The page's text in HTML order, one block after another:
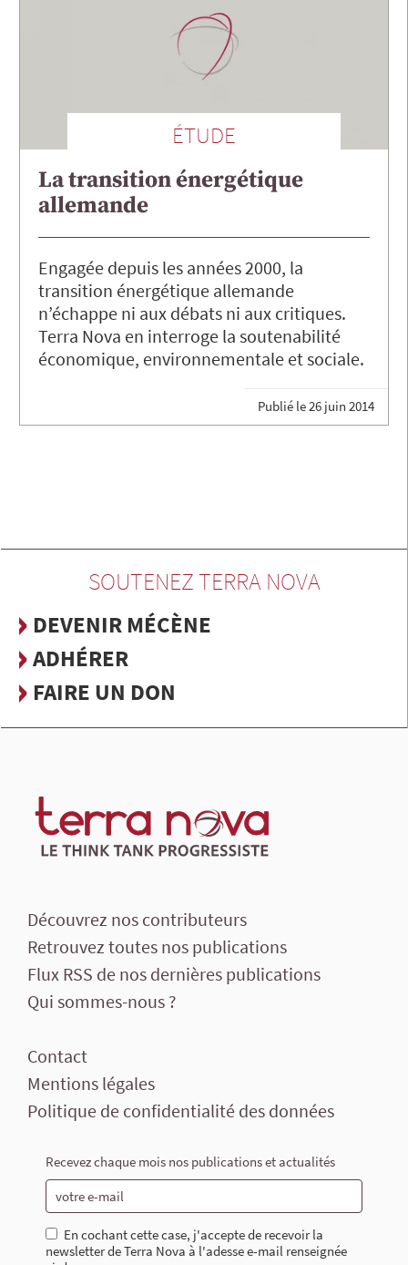
ÉTUDE
La transition énergétique
allemande
Engagée depuis les années 2000, la
transition énergétique allemande
n’échappe ni aux débats ni aux critiques.
Terra Nova en interroge la soutenabilité
économique, environnementale et sociale.
Publié le26 juin 2014
SOUTENEZ TERRA NOVA
DEVENIR MÉCÈNE
ADHÉRER
FAIRE UN DON
Découvrez nos contributeurs
Retrouvez toutes nos publications
Flux RSS de nos dernières publications
Qui sommes-nous ?
Contact
Mentions légales
Politique de confidentialité des données
Recevez chaque mois nos publications et actualités
En cochant cette case, j'accepte de recevoir la
newsletter de Terra Nova à l'adesse e-mail renseignée